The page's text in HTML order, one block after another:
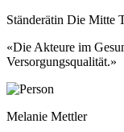
Ständerätin Die Mitte
«Die Akteure im
Versorgungsqualität.»
Melanie Mettler